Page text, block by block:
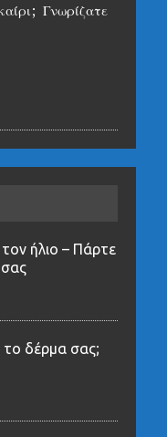
Γνωρίζατε
ήλιο – Πάρτε
το δέρμα σας;